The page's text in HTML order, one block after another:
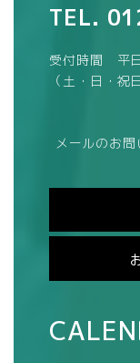
TEL.
受付時間 平
（土・日・祝
メールのお